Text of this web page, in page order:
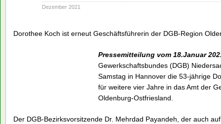
Dezember 2021
Dorothee Koch ist erneut Geschäftsführerin der DGB-Region
Pressemitteilung vom 18.Januar
Gewerkschaftsbundes (DGB)
Samstag in Hannover die 53-jährige
für weitere vier Jahre in das Amt der
Oldenburg-Ostfriesland.
Der DGB-Bezirksvorsitzende Dr. Mehrdad Payandeh, der auch